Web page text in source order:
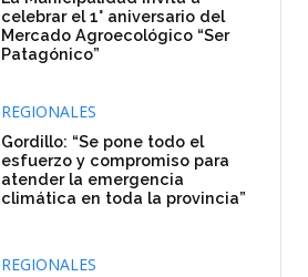
celebrar el 1° aniversario del
Mercado Agroecológico “Ser
Patagónico”
REGIONALES
Gordillo: “Se pone todo el
esfuerzo y compromiso para
atender la emergencia
climática en toda la provincia”
REGIONALES